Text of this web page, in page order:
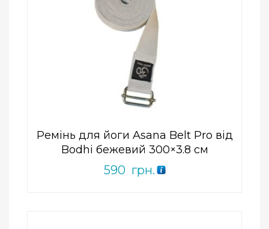
Ремінь для йоги Asana Belt Pro від
Bodhi бежевий 300×3.8 см
590 грн.
ПРИДБАТИ
Add to Wishlist